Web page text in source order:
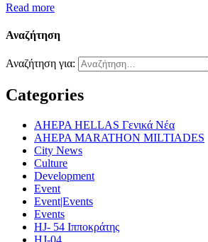
Read more
Αναζήτηση
Αναζήτηση για:
Categories
AHEPA HELLAS Γενικά Νέα
AHEPA MARATHON MILTIADES
City News
Culture
Development
Event
Event|Events
Events
HJ- 54 Ιπποκράτης